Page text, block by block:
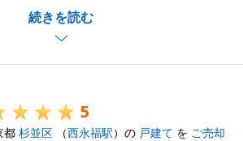
続きを読む
を掛けていただき、心より御礼申し
ただき、お話しさせて頂いた際に、
ご納得頂ける形にてご成約できたこ
く思います。
5
都 杉並区 （西永福駅）の 戸建て を ご売却